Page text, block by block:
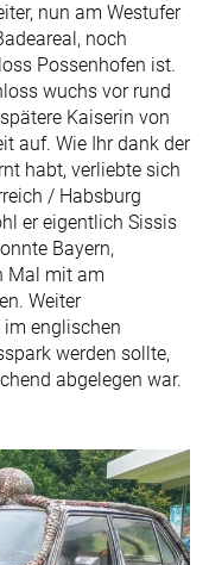
nun am Westufer
noch
Possenhofen ist.
wuchs vor rund
Kaiserin von
auf. Wie Ihr dank der
habt, verliebte sich
/ Habsburg
er eigentlich Sissis
Bayern,
Mal mit am
Weiter
englischen
werden sollte,
abgelegen war.